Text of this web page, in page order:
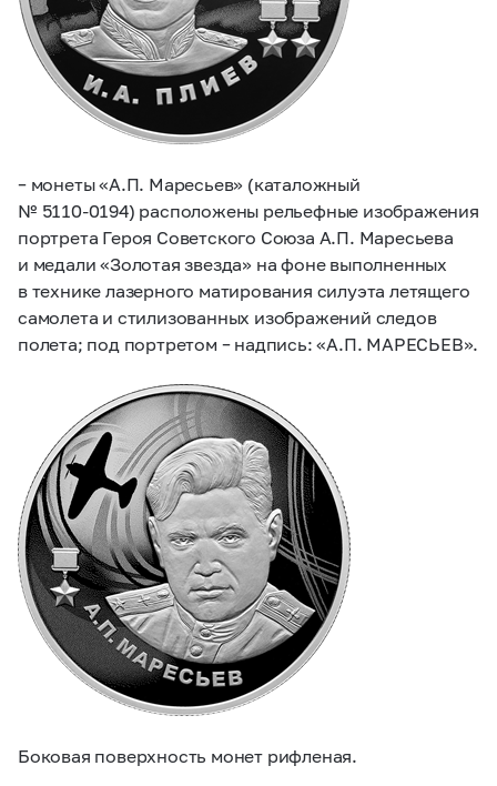
– монеты «А.П. Маресьев» (каталожный
№ 5110-0194) расположены рельефные изображения
портрета Героя Советского Союза А.П. Маресьева
и медали «Золотая звезда» на фоне выполненных
в технике лазерного матирования силуэта летящего
самолета и стилизованных изображений следов
полета; под портретом – надпись: «А.П. МАРЕСЬЕВ».
Боковая поверхность монет рифленая.